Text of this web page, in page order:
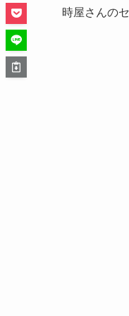
時屋さんの